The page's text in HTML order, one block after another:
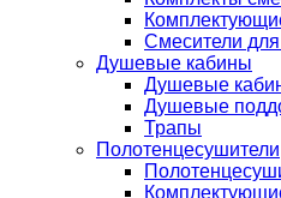
Смесители
Душевые кабины
Душевые
Душевые
Трапы
Полотенцесушители